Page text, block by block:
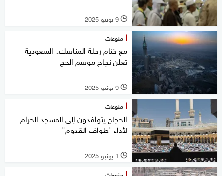
l 9 يونيو 2025
منوعات
مع ختام رحلة المناسك.. السعودية
تعلن نجاح موسم الحج
l 9 يونيو 2025
منوعات
الحجاج يتوافدون إلى المسجد الحرام
لأداء "طواف القدوم"
l 1 يونيو 2025